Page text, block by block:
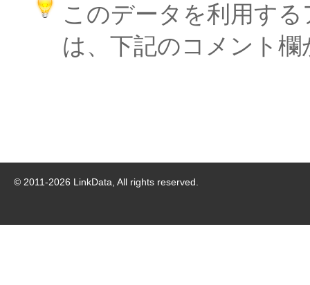
このデータを利用す
は、下記のコメント
© 2011-2026 LinkData, All rights reserved.